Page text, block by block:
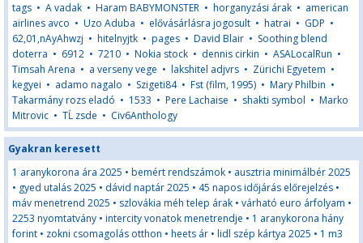
tags • A vadak • Haram BABYMONSTER • horganyzási árak • american
airlines avco • Uzo Aduba • elővásárlásra jogosult • hatrai • GDP •
62,01,nAyAhwzj • hitelnyjtk • pages • David Blair • Soothing blend
doterra • 6912 • 7210 • Nokia stock • dennis cirkin • ASALocalRun •
Timsah Arena • a verseny vege • lakshitel adjvrs • Zürichi Egyetem •
kegyei • adamo nagalo • Szigeti84• Fst (film, 1995) • Mary Philbin •
Takarmány rozs eladó • 1533 • Pere Lachaise • shakti symbol • Marko
Mitrovic • TĹ zsde • Civ6Anthology
Gyakran keresett
1 aranykorona ára 2025 • bemért rendszámok • ausztria minimálbér 2025
• gyed utalás 2025 • dávid naptár 2025 • 45 napos időjárás előrejelzés •
máv menetrend 2025 • szlovákia méh telep árak • várható euro árfolyam •
2253 nyomtatvány • intercity vonatok menetrendje • 1 aranykorona hány
forint • zokni csomagolás otthon • heets ár • lidl szép kártya 2025 • 1 m3